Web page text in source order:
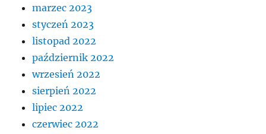
marzec 2023
styczeń 2023
listopad 2022
październik 2022
wrzesień 2022
sierpień 2022
lipiec 2022
czerwiec 2022